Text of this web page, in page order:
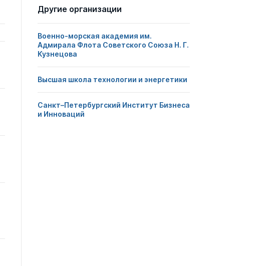
Другие организации
Военно-морская академия им.
Адмирала Флота Советского Союза Н. Г.
Кузнецова
Высшая школа технологии и энергетики
Санкт–Петербургский Институт Бизнеса
и Инноваций